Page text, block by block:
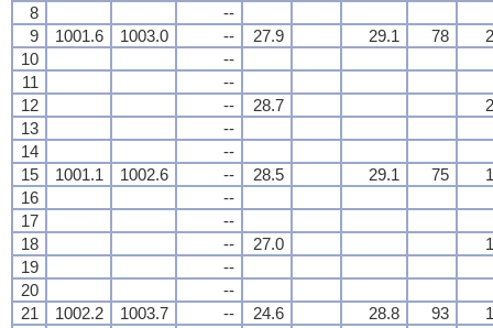
8
--
9
1001.6 1003.0 -- 27.9 29.1 78
10
--
11
--
12
-- 28.7
13
--
14
--
15
1001.1 1002.6 -- 28.5 29.1 75
16
--
17
--
18
-- 27.0
19
--
20
--
21
1002.2 1003.7 -- 24.6 28.8 93